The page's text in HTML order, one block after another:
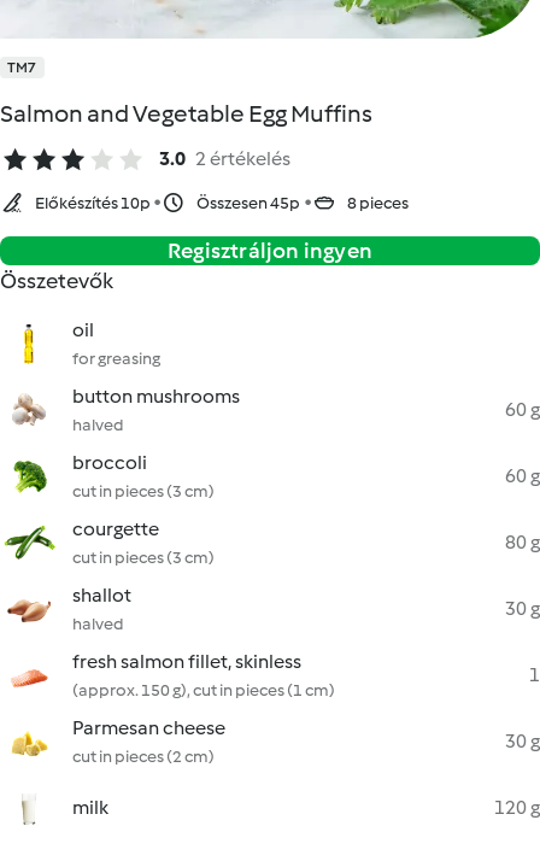
TM7
Salmon and Vegetable Egg Muffins
3.0 2 értékelés
Előkészítés 10p Összesen 45p 8 pieces
Regisztráljon ingyen
Összetevők
oil
for greasing
button mushrooms
halved
60 g
broccoli
cut in pieces (3 cm)
60 g
courgette
cut in pieces (3 cm)
80 g
shallot
halved
30 g
fresh salmon fillet, skinless
(approx. 150 g), cut in pieces (1 cm)
1
Parmesan cheese
cut in pieces (2 cm)
30 g
milk 120 g